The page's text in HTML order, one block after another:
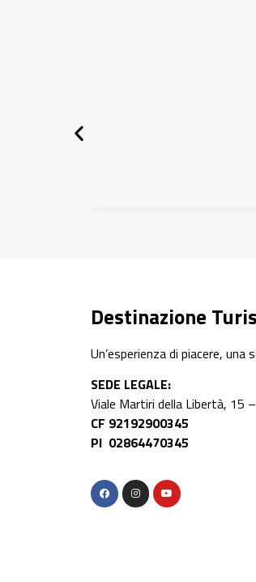
Destinazione
Un’esperienza di piacere, una
SEDE LEGALE:
Viale Martiri della Libertà, 15
CF 92192900345
PI 02864470345